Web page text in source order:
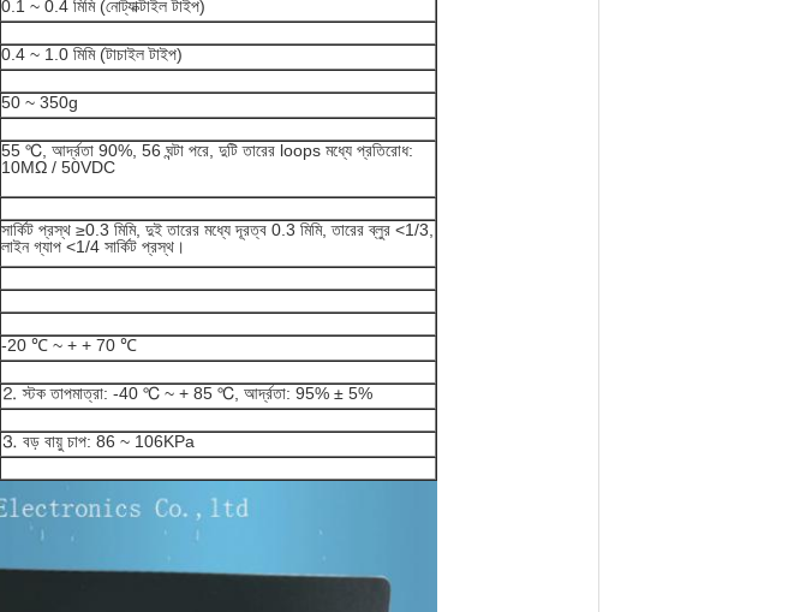
0.1 ~ 0.4 মিমি (নোট্যাক্টাইল টাইপ)
0.4 ~ 1.0 মিমি (টাচাইল টাইপ)
50 ~ 350g
55 ℃, আর্দ্রতা 90%, 56 ঘন্টা পরে, দুটি তারের loops মধ্যে প্রতিরোধ:
10MΩ / 50VDC
সার্কিট প্রস্থ ≥0.3 মিমি, দুই তারের মধ্যে দূরত্ব 0.3 মিমি, তারের ব্লুর <1/3,
লাইন গ্যাপ <1/4 সার্কিট প্রস্থ।
-20 ℃ ~ + + 70 ℃
⒉ স্টক তাপমাত্রা: -40 ℃ ~ + 85 ℃, আর্দ্রতা: 95% ± 5%
⒊ বড় বায়ু চাপ: 86 ~ 106KPa